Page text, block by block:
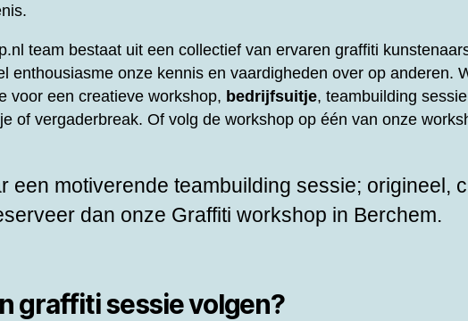
team bestaat uit een collectief van ervaren graffiti
enthousiasme onze kennis en vaardigheden over op anderen.
voor een creatieve workshop, bedrijfsuitje, teambuilding
of vergaderbreak. Of volg de workshop op één van onze
een motiverende teambuilding sessie; origineel,
dan onze Graffiti workshop in Berchem.
graffiti sessie volgen?